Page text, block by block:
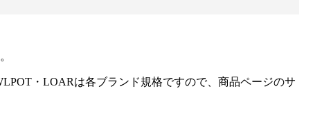
・LOARは各ブランド規格ですので、商品ページのサ